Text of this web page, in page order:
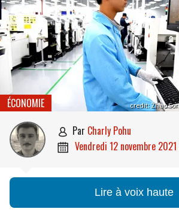
credit: Zhao
ÉCONOMIE
 par Charly Pohu
 vendredi 12 novembre 2021
Lire à voix haute